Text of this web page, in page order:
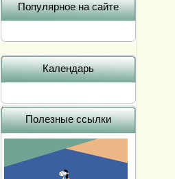
Популярное на сайте
Календарь
Полезные ссылки